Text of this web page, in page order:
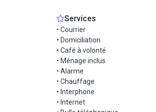
souhaitant travailler dans un cadre inspirant,
Services
• Courrier
• Domiciliation
• Café à volonté
• Ménage inclus
• Alarme
• Chauffage
• Interphone
• Internet